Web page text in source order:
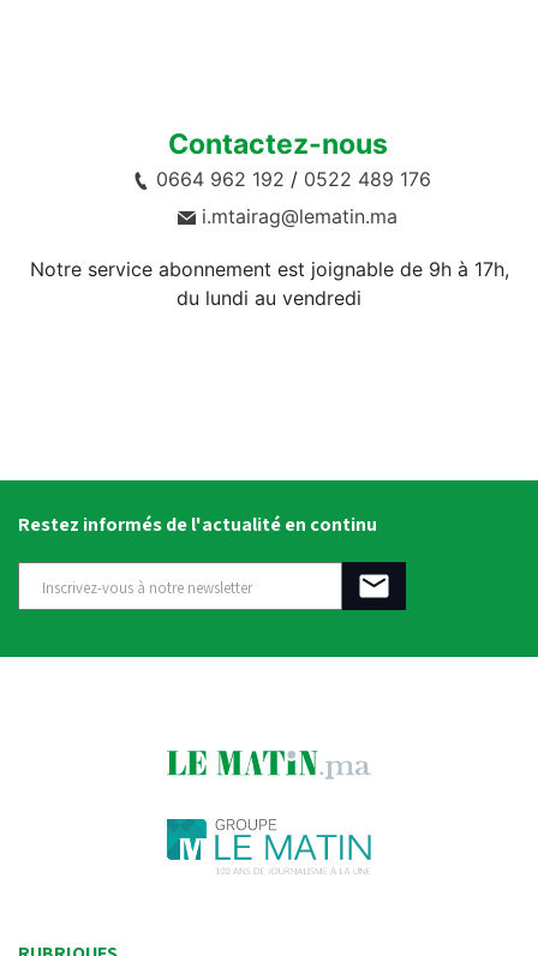
Contactez-nous
0664 962 192 / 0522 489 176
i.mtairag@lematin.ma
Notre service abonnement est joignable de 9h à 17h,
du lundi au vendredi
Restez informés de l'actualité en continu